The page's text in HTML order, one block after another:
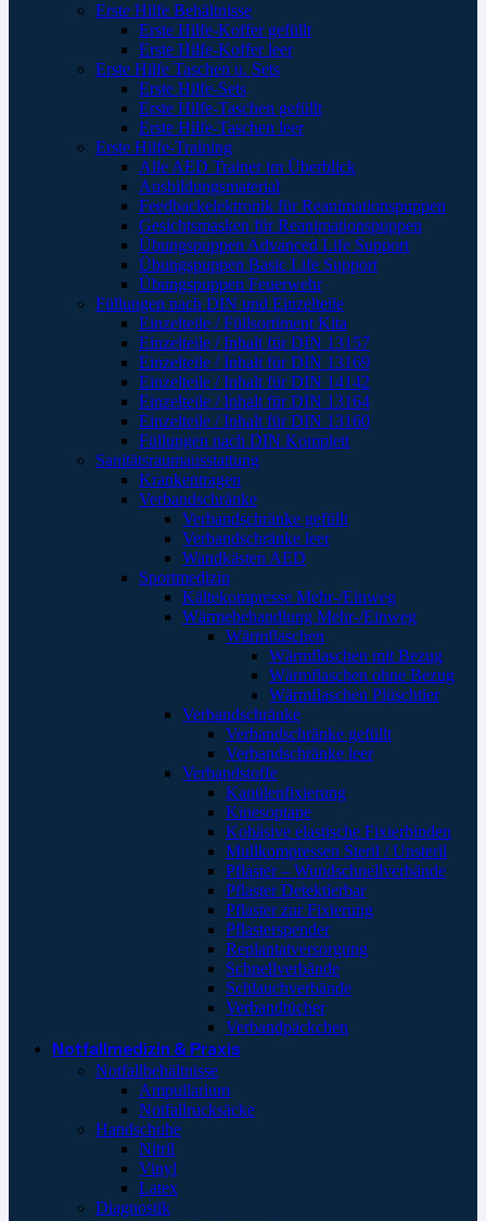
Erste Hilfe Behältnisse
Erste Hilfe-Koffer gefüllt
Erste Hilfe-Koffer leer
Erste Hilfe Taschen u. Sets
Erste Hilfe-Sets
Erste Hilfe-Taschen gefüllt
Erste Hilfe-Taschen leer
Erste Hilfe-Training
Alle AED Trainer im Überblick
Ausbildungsmaterial
Feedbackelektronik für Reanimationspuppen
Gesichtsmasken für Reanimationspuppen
Übungspuppen Advanced Life Support
Übungspuppen Basic Life Support
Übungspuppen Feuerwehr
Füllungen nach DIN und Einzelteile
Einzelteile / Füllsortiment Kita
Einzelteile / Inhalt für DIN 13157
Einzelteile / Inhalt für DIN 13169
Einzelteile / Inhalt für DIN 14142
Einzelteile / Inhalt für DIN 13164
Einzelteile / Inhalt für DIN 13160
Füllungen nach DIN Komplett
Sanitätsraumausstattung
Krankentragen
Verbandschränke
Verbandschränke gefüllt
Verbandschränke leer
Wandkästen AED
Sportmedizin
Kältekompresse Mehr-/Einweg
Wärmebehandlung Mehr-/Einweg
Wärmflaschen
Wärmflaschen mit Bezug
Wärmflaschen ohne Bezug
Wärmflaschen Plüschtier
Verbandschränke
Verbandschränke gefüllt
Verbandschränke leer
Verbandstoffe
Kanülenfixierung
Kinesoptape
Kohäsive elastische Fixierbinden
Mullkompressen Steril / Unsteril
Pflaster – Wundschnellverbände
Pflaster Detektierbar
Pflaster zur Fixierung
Pflasterspender
Replantatversorgung
Schnellverbände
Schlauchverbände
Verbandtücher
Verbandpäckchen
Notfallmedizin & Praxis
Notfallbehältnisse
Ampullarium
Notfallrucksäcke
Handschuhe
Nitril
Vinyl
Latex
Diagnostik